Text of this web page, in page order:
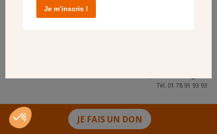
JE FAIS UN DON
Tél. 01 78 91 93 93
Je m’inscris !